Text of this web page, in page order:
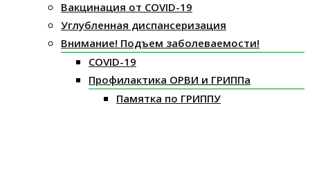
Вакцинация от COVID-19
Углубленная диспансеризация
Внимание! Подъем заболеваемости!
COVID-19
Профилактика ОРВИ и ГРИППа
Памятка по ГРИППУ